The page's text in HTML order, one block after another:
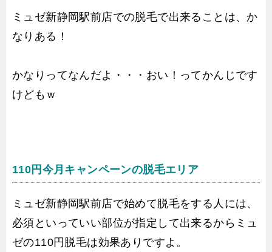
ミュゼ新静岡駅前店での脱毛で出来ることは、か
なりある！
かなりってなんだよ・・・おい！ってかんじです
けどもｗ
110円今月キャンペーンの脱毛エリア
ミュゼ新静岡駅前店で始めて脱毛をする人には、
必須といっていい部位が指定して出来るからミュ
ゼの110円脱毛は効果ありですよ。